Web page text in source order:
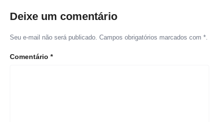
Deixe um comentário
Seu e-mail não será publicado. Campos obrigatórios marcados com *.
Comentário *